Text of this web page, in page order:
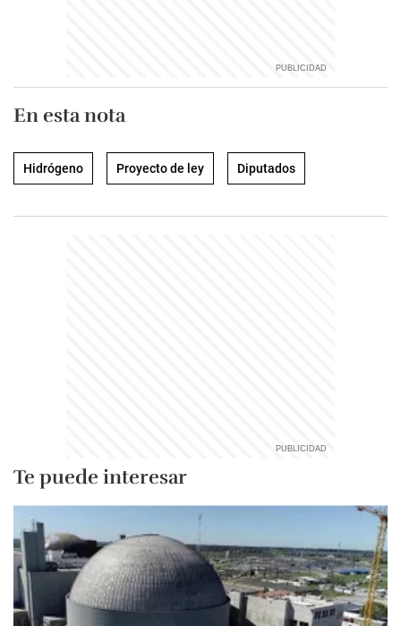
En esta nota
Hidrógeno Proyecto de ley Diputados
Te puede interesar